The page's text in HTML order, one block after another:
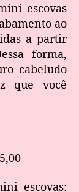
escovas
ao
a partir
forma,
cabeludo
que você
escovas: